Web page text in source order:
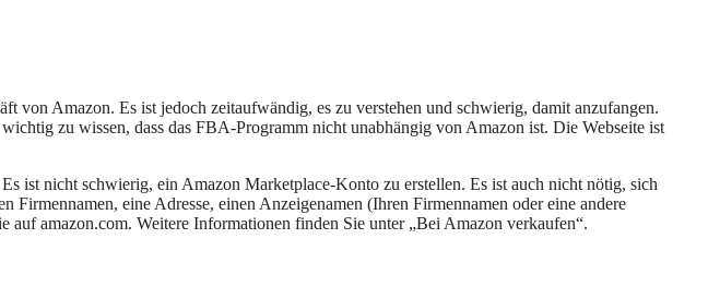
Amazon. Es ist jedoch zeitaufwändig, es zu verstehen und schwierig, damit anzufangen.
zu wissen, dass das FBA-Programm nicht unabhängig von Amazon ist. Die Webseite ist
ist nicht schwierig, ein Amazon Marketplace-Konto zu erstellen. Es ist auch nicht nötig, sich
eine Adresse, einen Anzeigenamen (Ihren Firmennamen oder eine andere
amazon.com. Weitere Informationen finden Sie unter „Bei Amazon verkaufen“.